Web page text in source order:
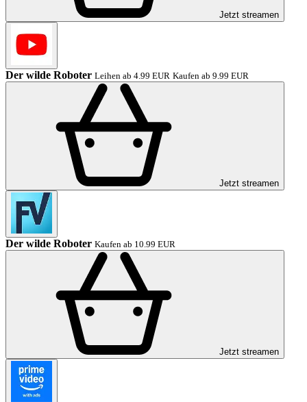
Jetzt streamen
Der wilde Roboter Leihen ab 4.99 EUR Kaufen ab 9.99 EUR
Jetzt streamen
Der wilde Roboter Kaufen ab 10.99 EUR
Jetzt streamen